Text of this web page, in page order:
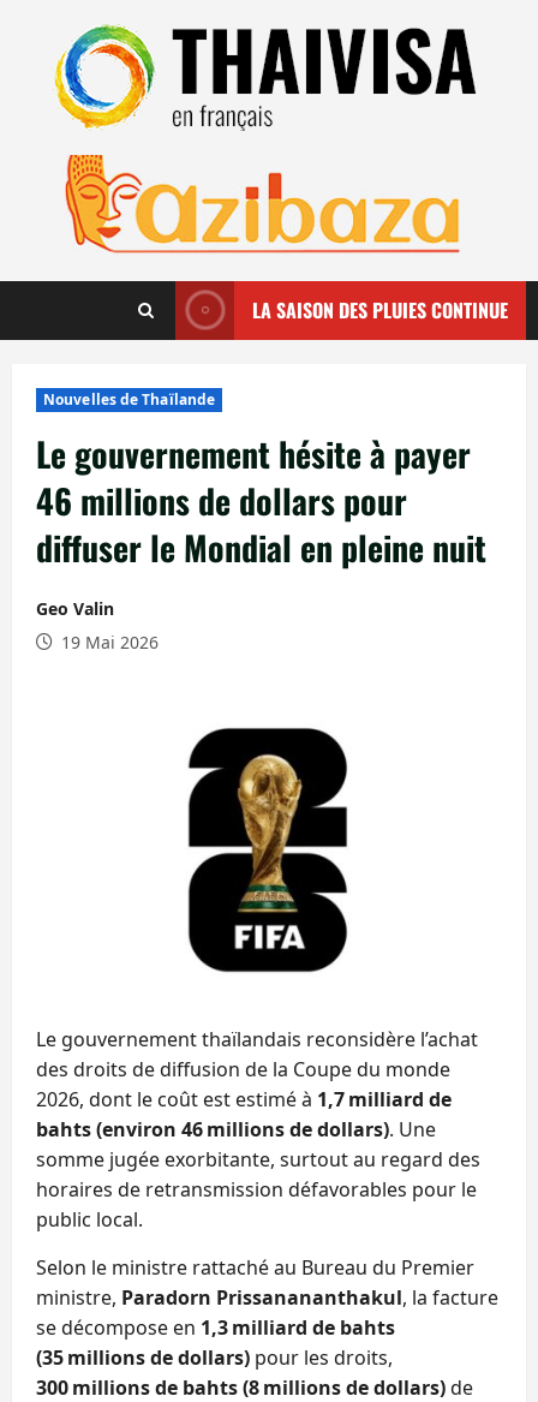
contenu
LA SAISON DES PLUIES CONTINUE
Nouvelles de Thaïlande
Le gouvernement hésite à payer
46 millions de dollars pour
diffuser le Mondial en pleine nuit
Geo Valin
19 Mai 2026
Le gouvernement thaïlandais reconsidère l’achat
des droits de diffusion de la Coupe du monde
2026, dont le coût est estimé à 1,7 milliard de
bahts (environ 46 millions de dollars). Une
somme jugée exorbitante, surtout au regard des
horaires de retransmission défavorables pour le
public local.
Selon le ministre rattaché au Bureau du Premier
ministre, Paradorn Prissanananthakul, la facture
se décompose en 1,3 milliard de bahts
(35 millions de dollars) pour les droits,
300 millions de bahts (8 millions de dollars)de